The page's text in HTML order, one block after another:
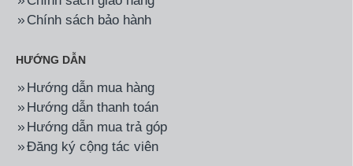
Chính sách bảo hành
HƯỚNG DẪN
Hướng dẫn mua hàng
Hướng dẫn thanh toán
Hướng dẫn mua trả góp
Đăng ký cộng tác viên